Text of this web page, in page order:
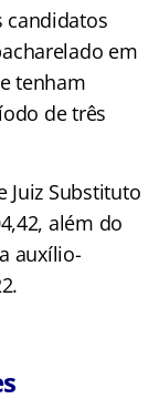
candidatos
em
tenham
de três
Juiz Substituto
além do
auxílio-